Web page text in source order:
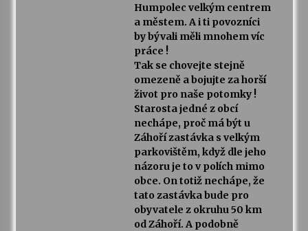
Humpolec velkým centrem
a městem. A i ti povozníci
by bývali měli mnohem víc
práce !
Tak se chovejte stejně
omezeně a bojujte za horší
život pro naše potomky !
Starosta jedné z obcí
nechápe, proč má být u
Záhoří zastávka s velkým
parkovištěm, když dle jeho
názoru je to v polích mimo
obce. On totiž nechápe, že
tato zastávka bude pro
obyvatele z okruhu 50 km
od Záhoří. A podobně